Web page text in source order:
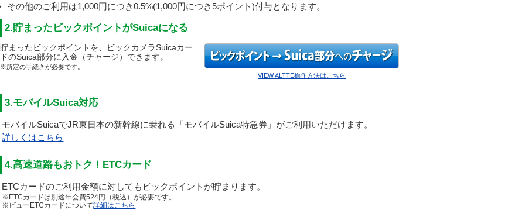
その他のご利用は1,000円につき0.5%(1,000円につき5ポイント)付与となります。
2.貯まったビックポイントがSuicaになる
貯まったビックポイントを、ビックカメラSuicaカー
ドのSuica部分に入金（チャージ）できます。
※所定の手続きが必要です。
VIEW ALTTE操作方法はこちら
3.モバイルSuica対応
モバイルSuicaでJR東日本の新幹線に乗れる「モバイルSuica特急券」がご利用いただけます。
詳しくはこちら
4.高速道路もおトク！ETCカード
ETCカードのご利用金額に対してもビックポイントが貯まります。
※ETCカードは別途年会費524円（税込）が必要です。
※ビューETCカードについて詳細はこちら